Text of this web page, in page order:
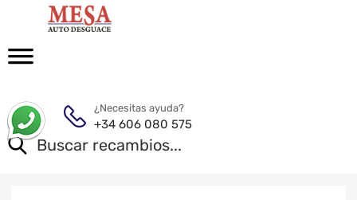
¿Necesitas ayuda?
+34 606 080 575